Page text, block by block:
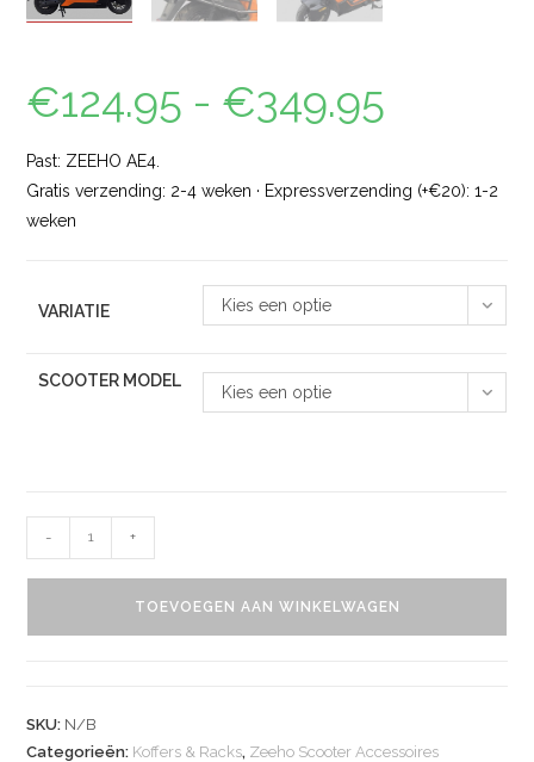
€124.95 - €349.95
Past: ZEEHO AE4.
Gratis verzending: 2-4 weken · Expressverzending (+€20): 1-2
weken
VARIATIE Kies een optie
SCOOTER MODEL
Kies een optie
- +
TOEVOEGEN AAN WINKELWAGEN
SKU: N/B
Categorieën: Koffers & Racks, Zeeho Scooter Accessoires